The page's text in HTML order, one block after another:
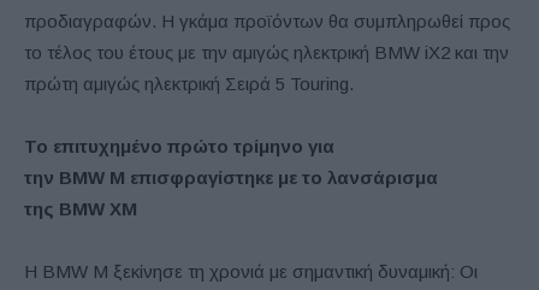
προδιαγραφών. Η γκάμα προϊόντων θα συμπληρωθεί προς
το τέλος του έτους με την αμιγώς ηλεκτρική BMW iX2 και την
πρώτη αμιγώς ηλεκτρική Σειρά 5 Touring.
Το επιτυχημένο πρώτο τρίμηνο για
την BMW M επισφραγίστηκε με το λανσάρισμα
της BMW XM
Η BMW M ξεκίνησε τη χρονιά με σημαντική δυναμική: Οι